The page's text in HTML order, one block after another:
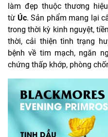
làm đẹp thuộc thương hiệu
từ Úc. Sản phẩm mang lại
trong thời kỳ kinh nguyệt,
thời, cải thiện tình trạng
bệnh về tim mạch, ngăn
chứng thấp khớp, phòng